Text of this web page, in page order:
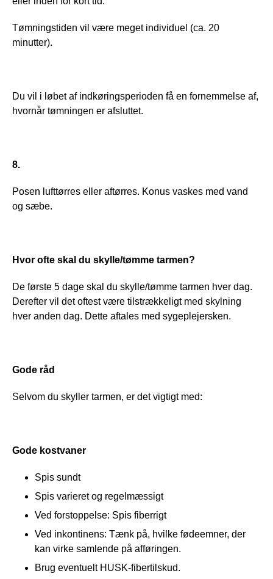
Tømningstiden vil være meget individuel (ca. 20
minutter).
Du vil i løbet af indkøringsperioden få en fornemmelse af,
hvornår tømningen er afsluttet.
8.
Posen lufttørres eller aftørres. Konus vaskes med vand
og sæbe.
Hvor ofte skal du skylle/tømme tarmen?
De første 5 dage skal du skylle/tømme tarmen hver dag.
Derefter vil det oftest være tilstrækkeligt med skylning
hver anden dag. Dette aftales med sygeplejersken.
Gode råd
Selvom du skyller tarmen, er det vigtigt med:
Gode kostvaner
Spis sundt
Spis varieret og regelmæssigt
Ved forstoppelse: Spis fiberrigt
Ved inkontinens: Tænk på, hvilke fødeemner, der
kan virke samlende på afføringen.
Brug eventuelt HUSK-fibertilskud.